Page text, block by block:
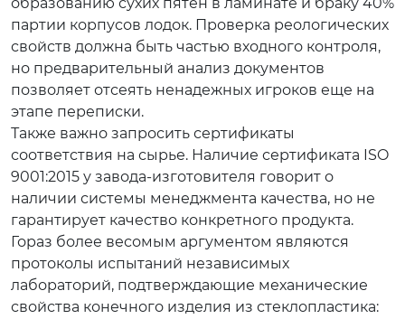
партии корпусов лодок. Проверка реологических
свойств должна быть частью входного контроля,
но предварительный анализ документов
позволяет отсеять ненадежных игроков еще на
этапе переписки.
Также важно запросить сертификаты
соответствия на сырье. Наличие сертификата ISO
9001:2015 у завода-изготовителя говорит о
наличии системы менеджмента качества, но не
гарантирует качество конкретного продукта.
Гораз более весомым аргументом являются
протоколы испытаний независимых
лабораторий, подтверждающие механические
свойства конечного изделия из стеклопластика: